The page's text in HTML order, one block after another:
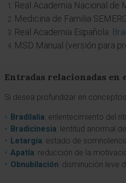
Real Academia Nacional de
Medicina de Familia
Real Academia Española.
MSD Manual (versión para
Entradas relacionadas en
Si desea profundizar en
Bradilalia: enlentecimiento del
Bradicinesia: lentitud anormal
Letargia: estado de
Apatía: reducción de la
Obnubilación: disminución leve